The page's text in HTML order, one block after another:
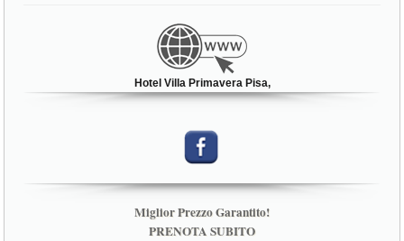
Hotel Villa Primavera Pisa,
Miglior Prezzo Garantito!
PRENOTA SUBITO